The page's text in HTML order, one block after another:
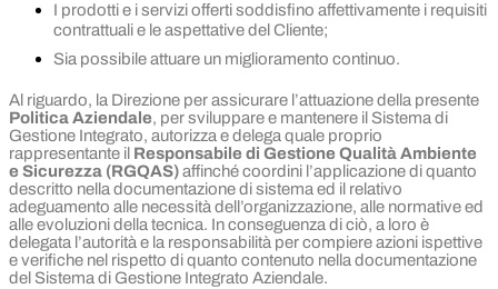
I prodotti e i servizi offerti soddisfino affettivamente i requisiti
contrattuali e le aspettative del Cliente;
Sia possibile attuare un miglioramento continuo.
Al riguardo, la Direzione per assicurare l’attuazione della presente
Politica Aziendale, per sviluppare e mantenere il Sistema di
Gestione Integrato, autorizza e delega quale proprio
rappresentante il Responsabile di Gestione Qualità Ambiente
e Sicurezza (RGQAS)affinché coordini l’applicazione di quanto
descritto nella documentazione di sistema ed il relativo
adeguamento alle necessità dell’organizzazione, alle normative ed
alle evoluzioni della tecnica. In conseguenza di ciò, a loro è
delegata l’autorità e la responsabilità per compiere azioni ispettive
e verifiche nel rispetto di quanto contenuto nella documentazione
del Sistema di Gestione Integrato Aziendale.